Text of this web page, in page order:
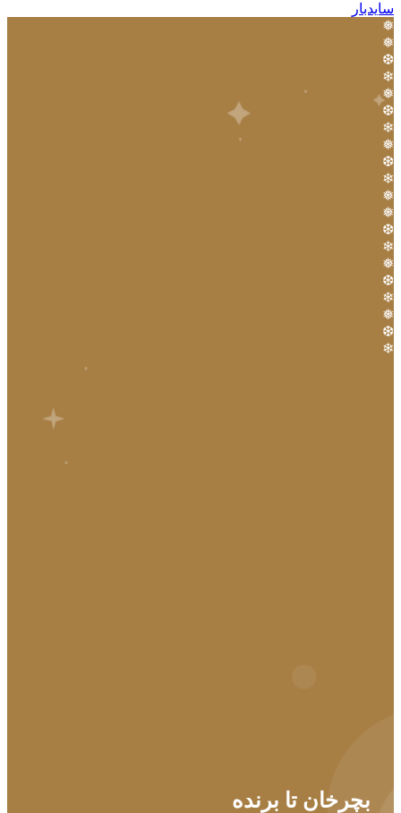
سایدبار
❅
❅
❆
❄
❅
❆
❄
❅
❆
❄
❅
❅
❆
❄
❅
❆
❄
❅
❆
❄
بچرخان تا برنده